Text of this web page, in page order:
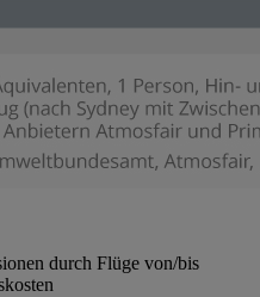
durch Flüge von/bis